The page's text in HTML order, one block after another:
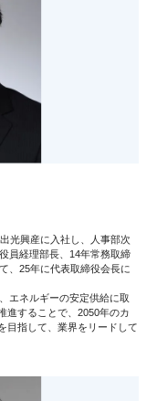
光興産に入社し、人事部次
員経理部長、14年常務取締
、25年に代表取締役会長に
エネルギーの安定供給に取
進することで、2050年のカ
目指して、業界をリードして